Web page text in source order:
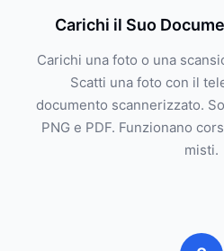
Carichi il Suo
Carichi una foto o una
Scatti una foto con il
documento scannerizzato.
PNG e PDF. Funzionano
misti.